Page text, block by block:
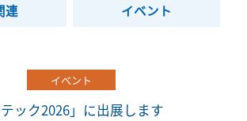
連 イベント
イベント
ック2026」に出展します